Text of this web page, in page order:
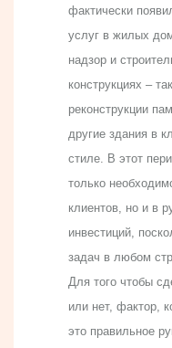
фактически
услуг в жилых
надзор и
конструкциях –
реконструкции
другие здания в
стиле. В этот
только
клиентов, но и в
инвестиций,
задач в любом
Для того чтобы
или нет, фактор,
это правильное